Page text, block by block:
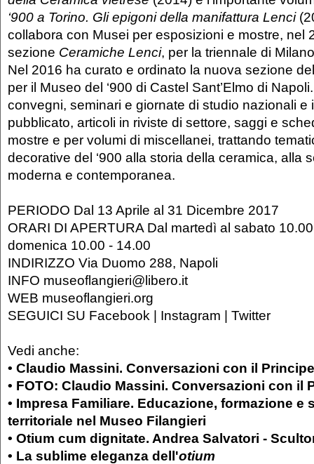
‘900 a Torino. Gli epigoni della manifattura Lenci
collabora con Musei per esposizioni e mostre, nel
sezione Ceramiche Lenci, per la triennale di
Nel 2016 ha curato e ordinato la nuova sezione
per il Museo del ‘900 di Castel Sant’Elmo di
convegni, seminari e giornate di studio nazionali e
pubblicato, articoli in riviste di settore, saggi e
mostre e per volumi di miscellanei, trattando
decorative del ‘900 alla storia della ceramica, alla
moderna e contemporanea.
PERIODO Dal 13 Aprile al 31 Dicembre 2017
ORARI DI APERTURA Dal martedì al sabato
domenica 10.00 - 14.00
INDIRIZZO Via Duomo 288, Napoli
INFO museoflangieri@libero.it
WEB museoflangieri.org
SEGUICI SU Facebook | Instagram | Twitter
Vedi anche:
• Claudio Massini. Conversazioni con il Principe
• FOTO: Claudio Massini. Conversazioni con il
• Impresa Familiare. Educazione, formazione e
territoriale nel Museo Filangieri
• Otium cum dignitate. Andrea Salvatori -
• La sublime eleganza dell'otium